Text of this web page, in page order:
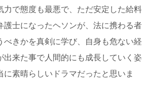
力で態度も最悪で、ただ安定した給料
護士になったヘソンが、法に携わる者
べきかを真剣に学び、自身も危ない経
出来た事で人間的にも成長していく姿
に素晴らしいドラマだったと思いま